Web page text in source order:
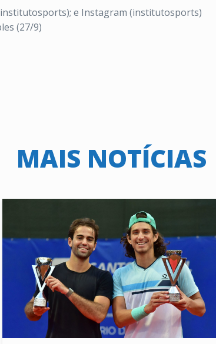
e Instagram (institutosports)
(27/9)
MAIS NOTÍCIAS